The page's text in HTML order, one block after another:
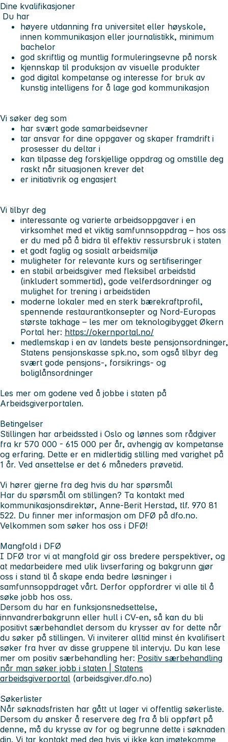
Dine kvalifikasjoner
Du har
høyere utdanning fra universitet eller høyskole,
innen kommunikasjon eller journalistikk, minimum
bachelor
god skriftlig og muntlig formuleringsevne på norsk
kjennskap til produksjon av visuelle produkter
god digital kompetanse og interesse for bruk av
kunstig intelligens for å lage god kommunikasjon
Vi søker deg som
har svært gode samarbeidsevner
tar ansvar for dine oppgaver og skaper framdrift i
prosesser du deltar i
kan tilpasse deg forskjellige oppdrag og omstille deg
raskt når situasjonen krever det
er initiativrik og engasjert
Vi tilbyr deg
interessante og varierte arbeidsoppgaver i en
virksomhet med et viktig samfunnsoppdrag – hos oss
er du med på å bidra til effektiv ressursbruk i staten
et godt faglig og sosialt arbeidsmiljø
muligheter for relevante kurs og sertifiseringer
en stabil arbeidsgiver med fleksibel arbeidstid
(inkludert sommertid), gode velferdsordninger og
mulighet for trening i arbeidstiden
moderne lokaler med en sterk bærekraftprofil,
spennende restaurantkonsepter og Nord-Europas
største takhage – les mer om teknologibygget Økern
Portal her: https://okernportal.no/
medlemskap i en av landets beste pensjonsordninger,
Statens pensjonskasse spk.no, som også tilbyr deg
svært gode pensjons-, forsikrings- og
boliglånsordninger
Les mer om godene ved å jobbe i staten på
Arbeidsgiverportalen.
Betingelser
Stillingen har arbeidssted i Oslo og lønnes som rådgiver
fra kr 570 000 - 615 000 per år, avhengig av kompetanse
og erfaring. Dette er en midlertidig stilling med varighet på
1 år. Ved ansettelse er det 6 måneders prøvetid.
Vi hører gjerne fra deg hvis du har spørsmål
Har du spørsmål om stillingen? Ta kontakt med
kommunikasjonsdirektør, Anne-Berit Herstad, tlf. 970 81
522. Du finner mer informasjon om DFØ på dfo.no.
Velkommen som søker hos oss i DFØ!
Mangfold i DFØ
I DFØ tror vi at mangfold gir oss bredere perspektiver, og
at medarbeidere med ulik livserfaring og bakgrunn gjør
oss i stand til å skape enda bedre løsninger i
samfunnsoppdraget vårt. Derfor oppfordrer vi alle til å
søke jobb hos oss.
Dersom du har en funksjonsnedsettelse,
innvandrerbakgrunn eller hull i CV-en, så kan du bli
positivt særbehandlet dersom du krysser av for dette når
du søker på stillingen. Vi inviterer alltid minst én kvalifisert
søker fra hver av disse gruppene til intervju. Du kan lese
mer om positiv særbehandling her: Positiv særbehandling
når man søker jobb i staten | Statens
arbeidsgiverportal (arbeidsgiver.dfo.no)
Søkerlister
Når søknadsfristen har gått ut lager vi offentlig søkerliste.
Dersom du ønsker å reservere deg fra å bli oppført på
denne, må du krysse av for og begrunne dette i søknaden
din. Vi tar kontakt med deg hvis vi ikke kan imøtekomme